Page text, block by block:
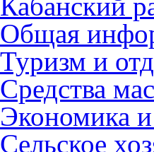
Общая
Туризм и
Средства
Экономика
Сельское